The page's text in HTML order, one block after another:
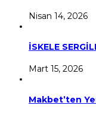
Nisan 14, 2026
İSKELE
Mart 15, 2026
Makbet’ten